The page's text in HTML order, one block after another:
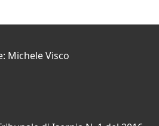
Michele Visco